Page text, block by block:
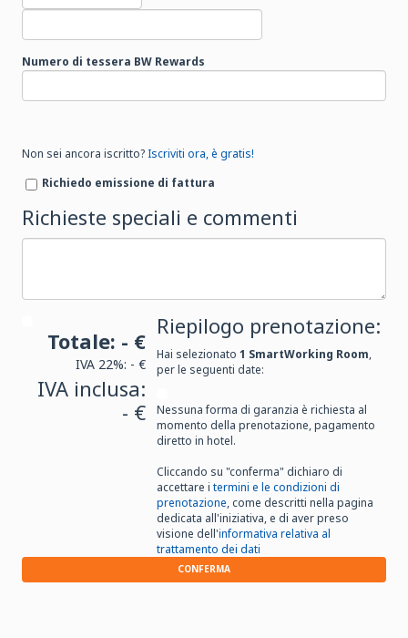
Numero di tessera BW Rewards
Non sei ancora iscritto?Iscriviti ora, è gratis!
Richiedo emissione di fattura
Richieste speciali e commenti
Riepilogo prenotazione:
Hai selezionato1 SmartWorking Room,
per le seguenti date:
Nessuna forma di garanzia è richiesta al
momento della prenotazione, pagamento
diretto in hotel.
Totale: - €
IVA 22%: - €
IVA inclusa:
- €
Cliccando su "conferma" dichiaro di
accettare itermini e le condizioni di
prenotazione, come descritti nella pagina
dedicata all'iniziativa, e di aver preso
visione dell'informativa relativa al
trattamento dei dati
CONFERMA